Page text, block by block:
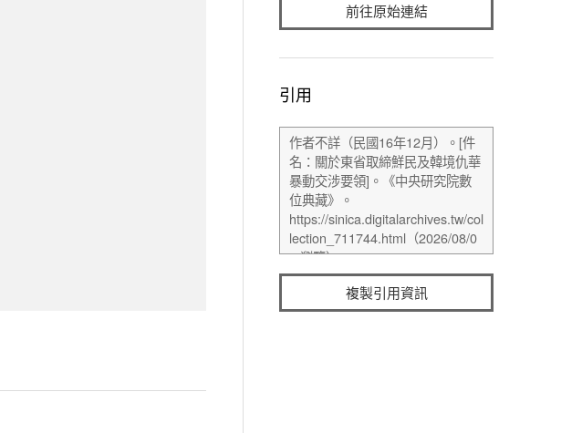
前往原始連結
引用
複製引用資訊